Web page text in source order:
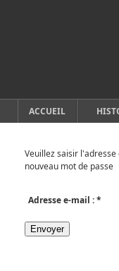
ACCUEIL
Veuillez saisir
nouveau mot de passe
Adresse e-mail :*
Envoyer